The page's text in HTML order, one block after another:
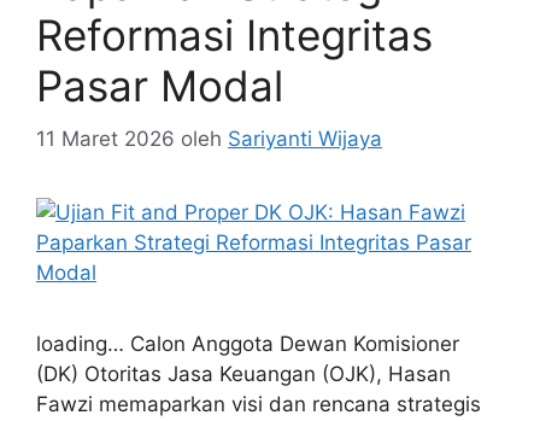
Reformasi Integritas
Pasar Modal
11 Maret 2026 oleh Sariyanti Wijaya
loading… Calon Anggota Dewan Komisioner
(DK) Otoritas Jasa Keuangan (OJK), Hasan
Fawzi memaparkan visi dan rencana strategis